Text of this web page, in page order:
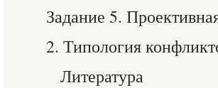
Задание 5.
2. Типология
Литература